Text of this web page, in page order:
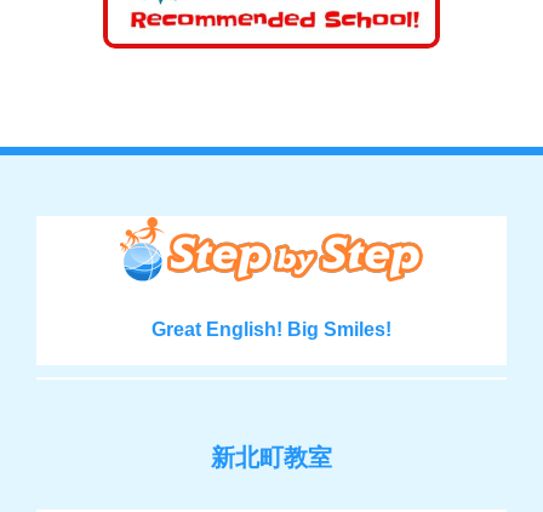
Great English! Big Smiles!
新北町教室